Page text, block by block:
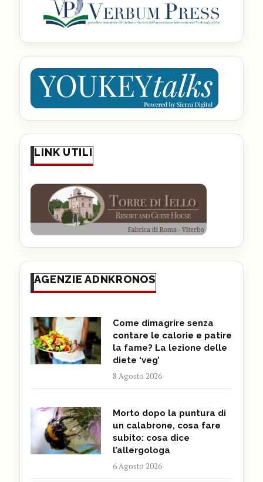
LINK UTILI
AGENZIE ADNKRONOS
Come dimagrire senza
contare le calorie e patire
la fame? La lezione delle
diete ‘veg’
8 Agosto 2026
Morto dopo la puntura di
un calabrone, cosa fare
subito: cosa dice
l’allergologa
6 Agosto 2026